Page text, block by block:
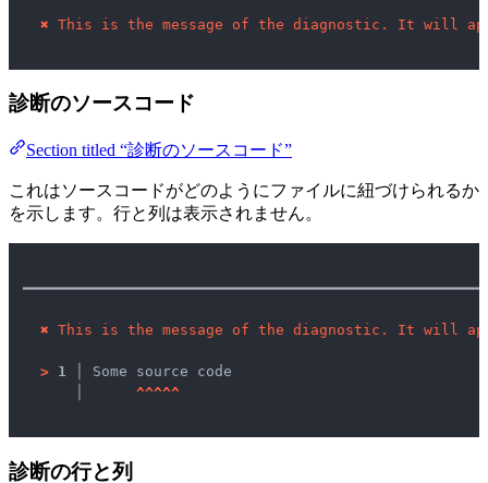
✖ This is the message of the diagnostic. It will
診断のソースコード
Section titled “診断のソースコード”
これはソースコードがどのようにファイルに紐づけられるか
を示します。行と列は表示されません。
✖ This is the message of the diagnostic. It will
> 1 │ Some source code
^^^^^
診断の行と列